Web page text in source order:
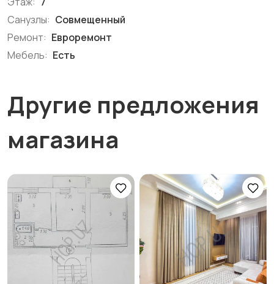
Санузлы: Совмещенный
Ремонт: Евроремонт
Мебель: Есть
Другие предложения
магазина